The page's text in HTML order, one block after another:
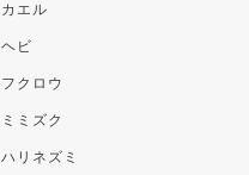
カエル
ヘビ
フクロウ
ミミズク
ハリネズミ